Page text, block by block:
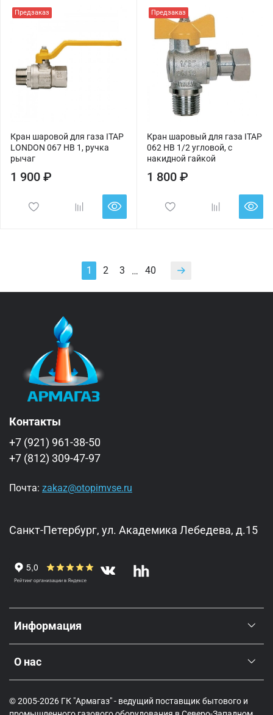
Предзаказ
Кран шаровой для газа ITAP
LONDON 067 НВ 1, ручка
рычаг
1 900 ₽
Предзаказ
Кран шаровый для газа ITAP
062 НВ 1/2 угловой, с
накидной гайкой
1 800 ₽
1 2 3 … 40
Информация
О нас
Контакты
+7 (921) 961-38-50
+7 (812) 309-47-97
Почта: zakaz@otopimvse.ru
Санкт-Петербург, ул. Академика Лебедева, д.15
© 2005-2026 ГК "Армагаз" - ведущий поставщик бытового и